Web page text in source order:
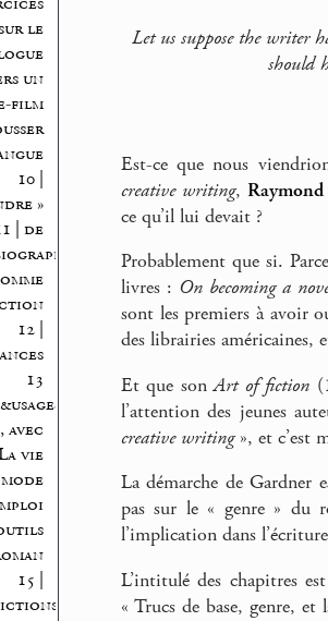
le
un
film
10 |
»
| de
12 |
13
avec
vie
mode
15 |
Let us suppose the writer
should
Est-ce que nous
creative writing,
ce qu’il lui devait ?
Probablement que si.
livres : On becoming a
sont les premiers à avoir
des librairies américaines,
Et que sonArt of fiction
l’attention des jeunes
creative writing», et c’est
La démarche de Gardner
pas sur le « genre » du
l’implication dans
L’intitulé des chapitres
« Trucs de base, genre,